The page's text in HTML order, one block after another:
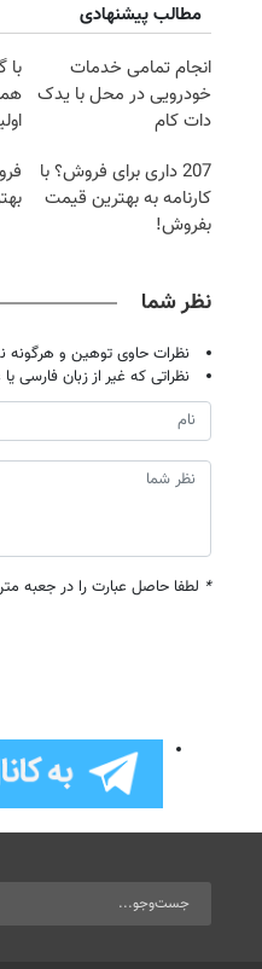
مطالب پیشنهادی
انجام تمامی خدمات
خودرویی در محل با یدک
دات کام
با
207 داری برای فروش؟ با
کارنامه به بهترین قیمت
بفروش!
نظر شما
نظرات حاوی توهین و
نظراتی که غیر از زبان فارسی
* لطفا حاصل عبارت را در جعبه